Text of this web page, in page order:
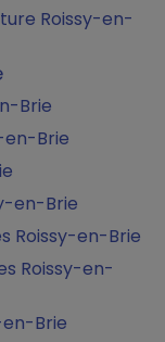
Roissy-en-
Brie
en-Brie
en-Brie
Roissy-en-Brie
Roissy-en-
Brie